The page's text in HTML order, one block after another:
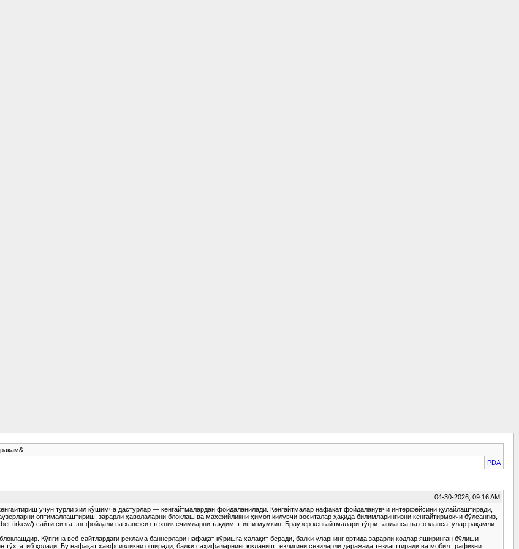
PDA
04-30-2026, 09:16 AM
учун турли хил қўшимча дастурлар — кенгайтмалардан фойдаланилади. Кенгайтмалар нафақат фойдаланувчи интерфейсини қулайлаштиради,
оптималлаштириш, зарарли ҳаволаларни блоклаш ва махфийликни ҳимоя қилувчи воситалар ҳақида билимларингизни кенгайтирмоқчи бўлсангиз,
tirkew/) сайти сизга энг фойдали ва хавфсиз техник ечимларни тақдим этиши мумкин. Браузер кенгайтмалари тўғри танланса ва созланса, улар рақамли
Кўпгина веб-сайтлардаги реклама баннерлари нафақат кўришга халақит беради, балки уларнинг ортида зарарли кодлар яширинган бўлиши
қолади. Бу нафақат хавфсизликни оширади, балки саҳифаларнинг юкланиш тезлигини сезиларли даражада тезлаштиради ва мобил трафикни